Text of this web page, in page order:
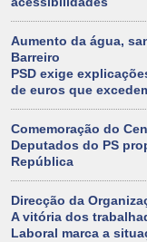
Aumento da água,
Barreiro
PSD exige
de euros que
Comemoração do
Deputados do PS
República
Direcção da
A vitória dos
Laboral marca a